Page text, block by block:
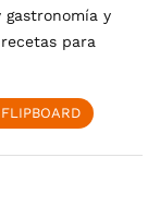
y
para